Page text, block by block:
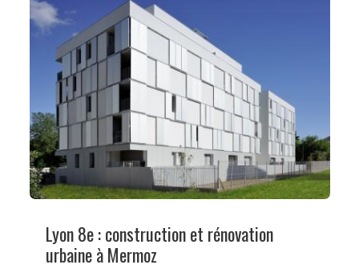
Lyon 8e : construction et rénovation
urbaine à Mermoz